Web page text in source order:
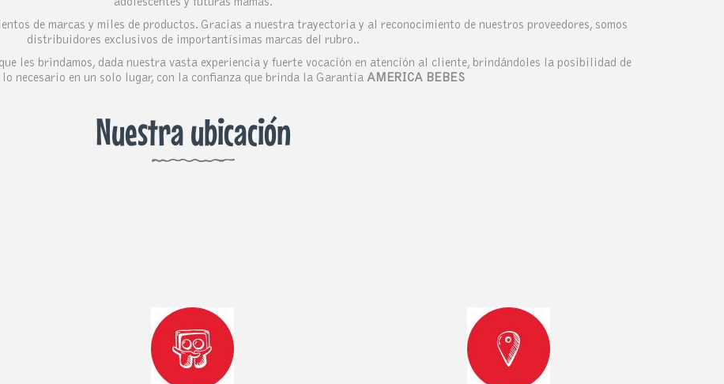
de marcas y miles de productos. Gracias a nuestra trayectoria y al reconocimiento de nuestros proveedores, somos
distribuidores exclusivos de importantísimas marcas del rubro..
les brindamos, dada nuestra vasta experiencia y fuerte vocación en atención al cliente, brindándoles la posibilidad de
necesario en un solo lugar, con la confianza que brinda la Garantía AMERICA BEBES
Nuestra ubicación